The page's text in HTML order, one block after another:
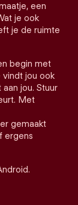
een
je ook
je de ruimte
begin met
vindt jou ook
jou. Stuur
Met
gemaakt
ergens